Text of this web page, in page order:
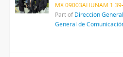
MX 09003AHUNAM
Part ofDirección
General de